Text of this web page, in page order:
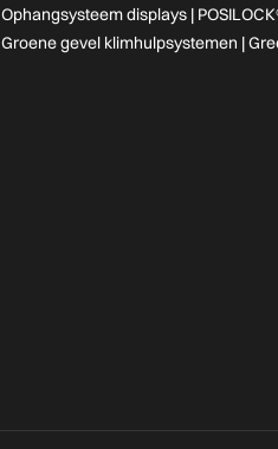
Ophangsysteem displays |
Groene gevel klimhulpsystemen |